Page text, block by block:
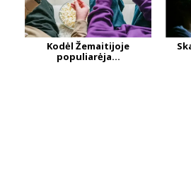
Kodėl Žemaitijoje
populiarėja...